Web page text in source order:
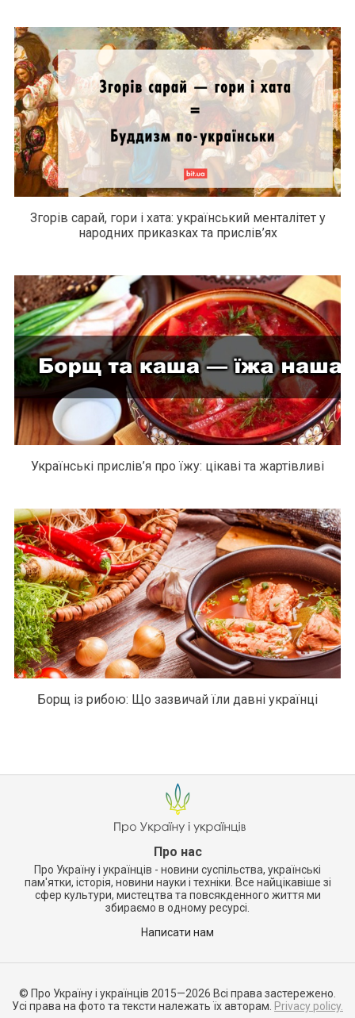
Згорів сарай, гори і хата: український менталітет у
народних приказках та прислів’ях
Українські прислів’я про їжу: цікаві та жартівливі
Борщ із рибою: Що зазвичай їли давні українці
Про нас
Про Україну і українців - новини суспільства, українські
пам'ятки, історія, новини науки і техніки. Все найцікавіше зі
сфер культури, мистецтва та повсякденного життя ми
збираємо в одному ресурсі.
Написати нам
© Про Україну і українців 2015—2026 Всі права застережено.
Усі права на фото та тексти належать їх авторам. Privacy policy.